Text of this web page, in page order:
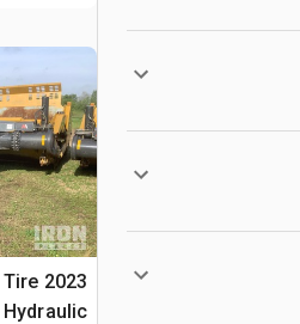
Tire
Hydraulic جراف ساحب